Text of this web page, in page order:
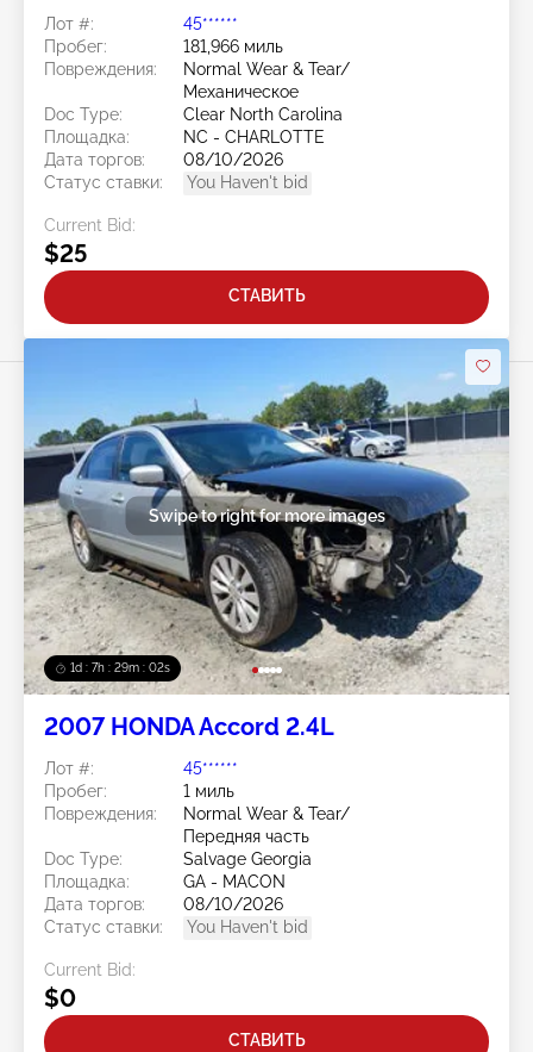
Лот #:
45******
Пробег:
181,966 миль
Повреждения:
Normal Wear & Tear/
Механическое
Doc Type:
Clear North Carolina
Площадка:
NC - CHARLOTTE
Дата торгов:
08/10/2026
Статус ставки:
You Haven't bid
Current Bid:
$25
СТАВИТЬ
1d : 7h : 29m : 00s
Swipe to right for more images
2007 HONDA Accord 2.4L
Лот #:
45******
Пробег:
1 миль
Повреждения:
Normal Wear & Tear/
Передняя часть
Doc Type:
Salvage Georgia
Площадка:
GA - MACON
Дата торгов:
08/10/2026
Статус ставки:
You Haven't bid
Current Bid:
$0
СТАВИТЬ